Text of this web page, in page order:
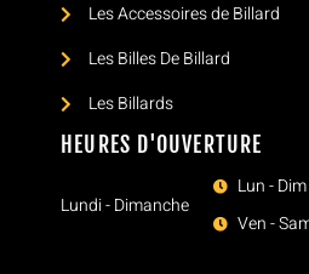
Les Accessoires de Billard
Les Billes De Billard
Les Billards
HEURES D'OUVERTURE
Lundi - Dimanche
Lun -
Ven -